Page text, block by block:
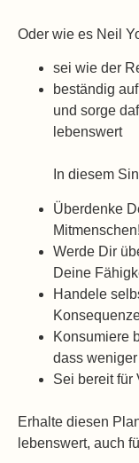
Oder wie es Neil
sei wie der
beständig
und sorge
lebenswert
In diesem
Überdenke
Mitmenschen!
Werde Dir
Deine
Handele
Konsumiere
dass
Sei bereit für
Erhalte diesen
lebenswert, auch